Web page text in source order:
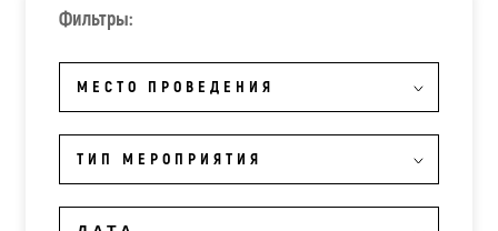
Фильтры:
МЕСТО ПРОВЕДЕНИЯ
ТИП МЕРОПРИЯТИЯ